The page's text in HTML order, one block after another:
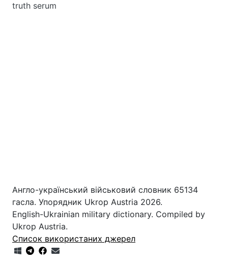
truth serum
Англо-український військовий словник 65134
гасла. Упорядник Ukrop Austria 2026.
English-Ukrainian military dictionary. Compiled by
Ukrop Austria.
Список використаних джерел